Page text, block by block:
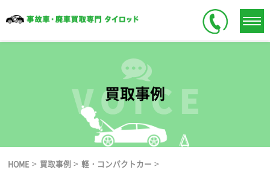
買取事例
HOME > 買取事例 > 軽・コンパクトカー >